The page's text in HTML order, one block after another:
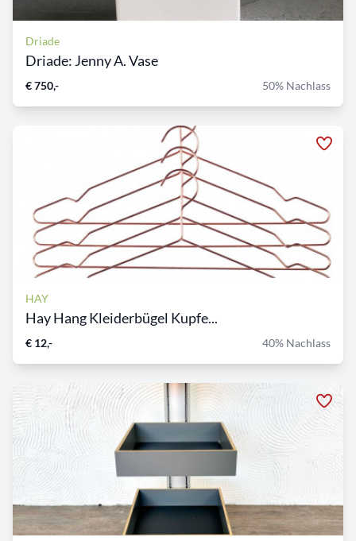
Driade
Driade: Jenny A. Vase
€ 750,- 50% Nachlass
HAY
Hay Hang Kleiderbügel Kupfe...
€ 12,- 40% Nachlass